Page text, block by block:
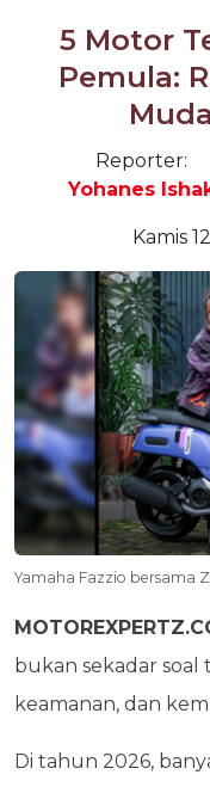
5 Motor
Pemula:
Reporter:
Yohanes
Kamis
Yamaha Fazzio bersama
bukan sekadar soal
keamanan, dan
Di tahun 2026,